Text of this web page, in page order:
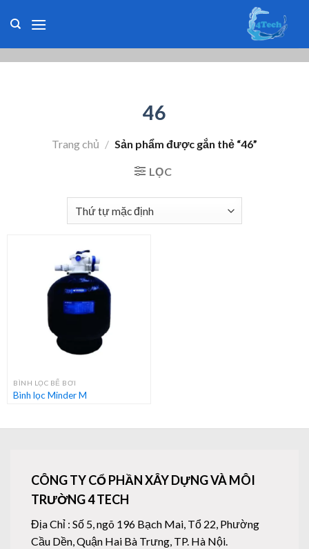
46
Trang chủ / Sản phẩm được gắn thẻ “46”
LỌC
BÌNH LỌC BỂ BƠI
Bình lọc Minder M
CÔNG TY CỔ PHẦN XÂY DỰNG VÀ MÔI
TRƯỜNG 4 TECH
Địa Chỉ : Số 5, ngõ 196 Bạch Mai, Tổ 22, Phường
Cầu Dền, Quận Hai Bà Trưng, TP. Hà Nội.